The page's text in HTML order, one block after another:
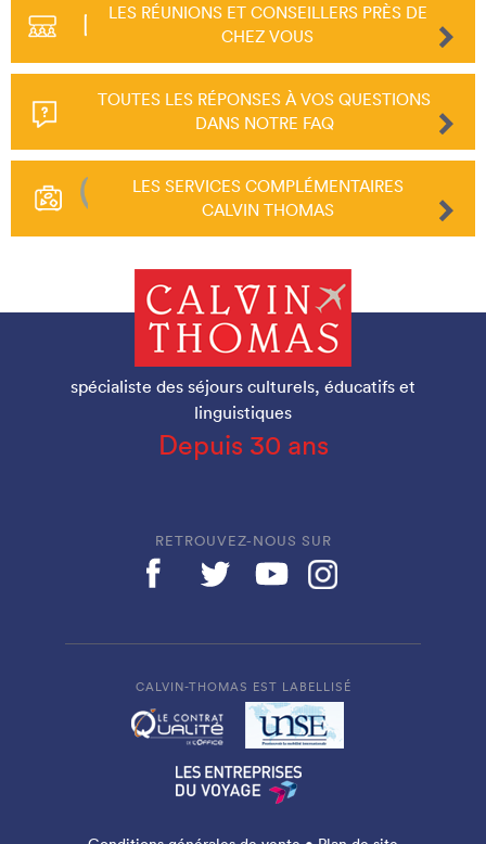
LES RÉUNIONS ET CONSEILLERS PRÈS DE
CHEZ VOUS
TOUTES LES RÉPONSES À VOS QUESTIONS
DANS NOTRE FAQ
LES SERVICES COMPLÉMENTAIRES
CALVIN THOMAS
spécialiste des séjours culturels, éducatifs et
linguistiques
Depuis 30 ans
RETROUVEZ-NOUS SUR
CALVIN-THOMAS EST LABELLISÉ